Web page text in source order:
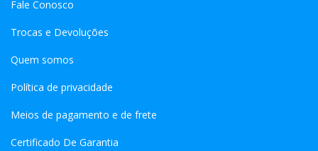
Fale Conosco
Trocas e Devoluções
Quem somos
Política de privacidade
Meios de pagamento e de frete
Certificado De Garantia